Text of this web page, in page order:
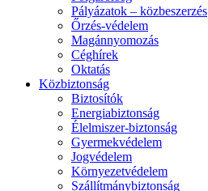
Pályázatok – közbeszerzés
Őrzés-védelem
Magánnyomozás
Céghírek
Oktatás
Közbiztonság
Biztosítók
Energiabiztonság
Élelmiszer-biztonság
Gyermekvédelem
Jogvédelem
Környezetvédelem
Szállítmánybiztonság